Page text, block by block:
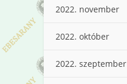
2022. november
2022. október
2022. szeptember